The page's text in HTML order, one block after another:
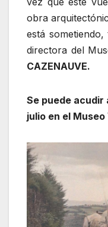
obra
está
directora del
CAZENAUVE.
Se puede acudir
julio en el